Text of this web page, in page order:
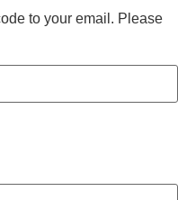
to your email. Please